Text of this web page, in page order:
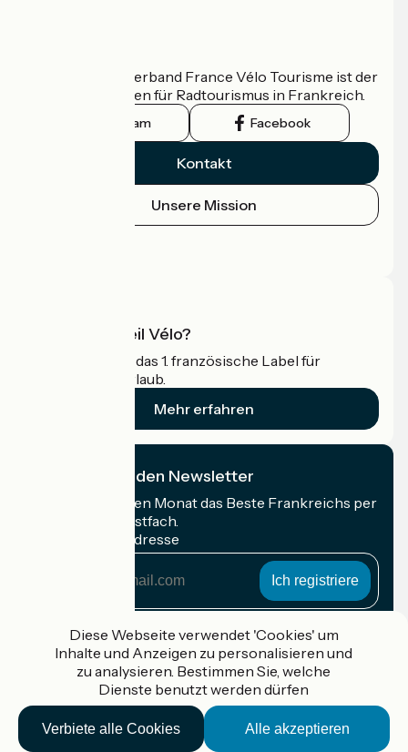
Der nationale Verband France Vélo Tourisme ist der
offizielle Leitfaden für Radtourismus in Frankreich.
Instagram Facebook
Kontakt
Unsere Mission
Was ist Accueil Vélo?
Accueil Vélo ist das 1. französische Label für
Radfahrer im Urlaub.
Mehr erfahren
Ich abonniere den Newsletter
Erhalten Sie jeden Monat das Beste Frankreichs per
Rad in Ihrem Postfach.
Meine E-Mail-Adresse
Adresse
Gefördert im Rahmen von Destination France
Accueil Vélo Pro
Diese Webseite verwendet 'Cookies' um
Inhalte und Anzeigen zu personalisieren und
zu analysieren. Bestimmen Sie, welche
Dienste benutzt werden dürfen
Alle akzeptieren
Verbiete alle Cookies